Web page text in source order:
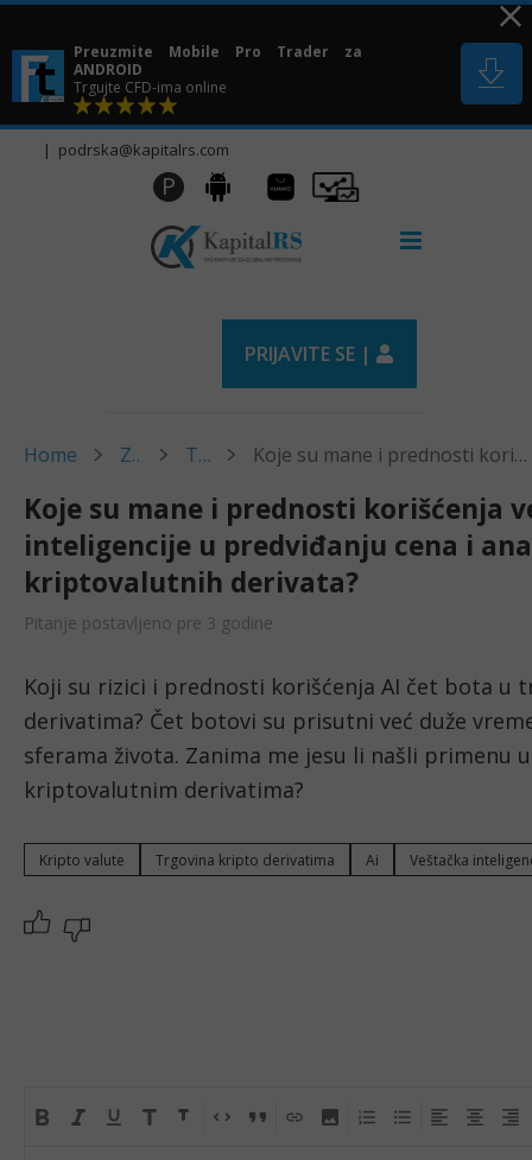
Skip
content Preuzmite Mobile Pro Trader za
ANDROID
Trgujte CFD-ima online
| podrska@kapitalrs.com
P Android
Huawei
AppGallery
Pro
Trader
PRIJAVITE SE |
Home Zajednica Trgovanje Koje su mane i prednosti korišćenja veštačke inteligencije u predviđanju cena i analizi tržišta kriptovalutnih derivata?
Koje su mane i prednosti korišćenja
inteligencije u predviđanju cena i
kriptovalutnih derivata?
Pitanje postavljeno pre 3 godine
Koji su rizici i prednosti korišćenja AI čet bota u
derivatima? Čet botovi su prisutni već duže
sferama života. Zanima me jesu li našli primenu
kriptovalutnim derivatima?
Kripto valute Trgovina kripto derivatima Ai Veštačka